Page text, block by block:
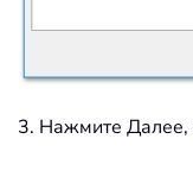
3. Нажмите Далее,